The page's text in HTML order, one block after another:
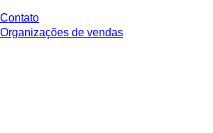
Contato
Organizações de vendas